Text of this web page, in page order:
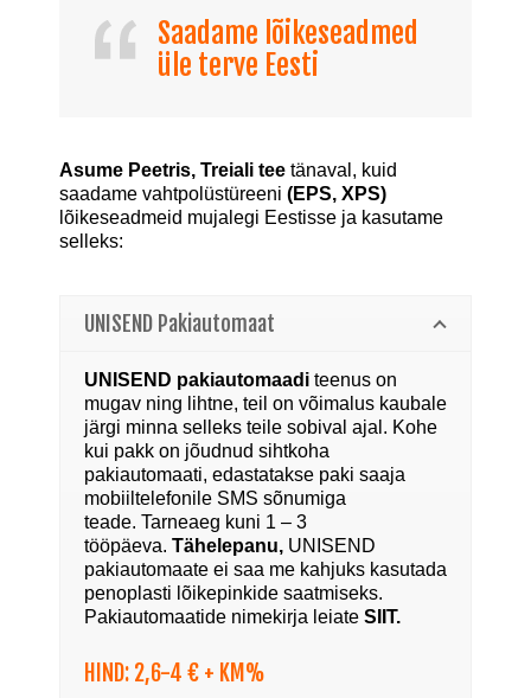
Saadame lõikeseadmed
üle terve Eesti
Asume Peetris, Treiali tee tänaval, kuid
saadame vahtpolüstüreeni (EPS, XPS)
lõikeseadmeid mujalegi Eestisse ja kasutame
selleks:
UNISEND Pakiautomaat
UNISEND pakiautomaadi teenus on
mugav ning lihtne, teil on võimalus kaubale
järgi minna selleks teile sobival ajal. Kohe
kui pakk on jõudnud sihtkoha
pakiautomaati, edastatakse paki saaja
mobiiltelefonile SMS sõnumiga
teade. Tarneaeg kuni 1 – 3
tööpäeva. Tähelepanu, UNISEND
pakiautomaate ei saa me kahjuks kasutada
penoplasti lõikepinkide saatmiseks.
Pakiautomaatide nimekirja leiate SIIT.
HIND: 2,6-4 € + KM%